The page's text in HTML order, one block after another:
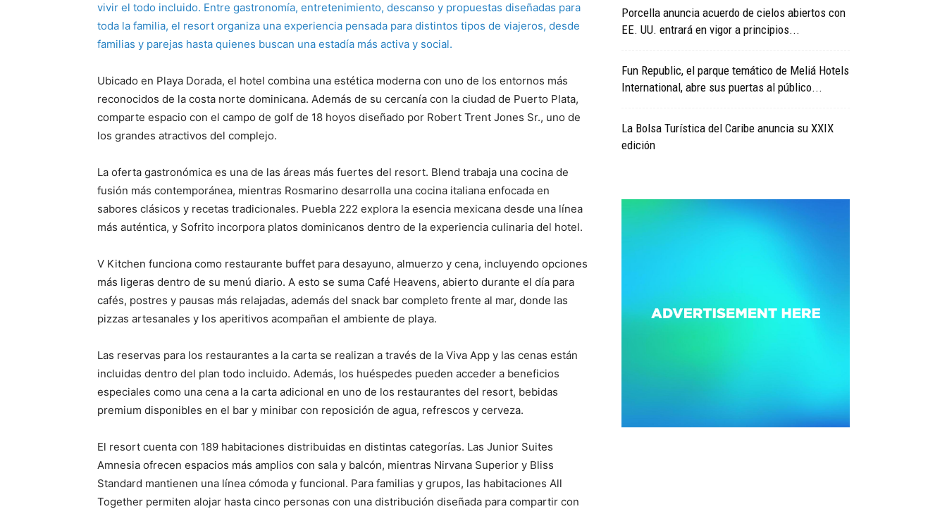
vivir el todo incluido. Entre gastronomía, entretenimiento, descanso y propuestas diseñadas para
toda la familia, el resort organiza una experiencia pensada para distintos tipos de viajeros, desde
familias y parejas hasta quienes buscan una estadía más activa y social.
Ubicado en Playa Dorada, el hotel combina una estética moderna con uno de los entornos más
reconocidos de la costa norte dominicana. Además de su cercanía con la ciudad de Puerto Plata,
comparte espacio con el campo de golf de 18 hoyos diseñado por Robert Trent Jones Sr., uno de
los grandes atractivos del complejo.
La oferta gastronómica es una de las áreas más fuertes del resort. Blend trabaja una cocina de
fusión más contemporánea, mientras Rosmarino desarrolla una cocina italiana enfocada en
sabores clásicos y recetas tradicionales. Puebla 222 explora la esencia mexicana desde una línea
más auténtica, y Sofrito incorpora platos dominicanos dentro de la experiencia culinaria del hotel.
V Kitchen funciona como restaurante buffet para desayuno, almuerzo y cena, incluyendo opciones
más ligeras dentro de su menú diario. A esto se suma Café Heavens, abierto durante el día para
cafés, postres y pausas más relajadas, además del snack bar completo frente al mar, donde las
pizzas artesanales y los aperitivos acompañan el ambiente de playa.
Las reservas para los restaurantes a la carta se realizan a través de la Viva App y las cenas están
incluidas dentro del plan todo incluido. Además, los huéspedes pueden acceder a beneficios
especiales como una cena a la carta adicional en uno de los restaurantes del resort, bebidas
premium disponibles en el bar y minibar con reposición de agua, refrescos y cerveza.
El resort cuenta con 189 habitaciones distribuidas en distintas categorías. Las Junior Suites
Amnesia ofrecen espacios más amplios con sala y balcón, mientras Nirvana Superior y Bliss
Standard mantienen una línea cómoda y funcional. Para familias y grupos, las habitaciones All
Together permiten alojar hasta cinco personas con una distribución diseñada para compartir con
Porcella anuncia acuerdo de cielos abiertos con
EE. UU. entrará en vigor a principios...
Fun Republic, el parque temático de Meliá Hotels
International, abre sus puertas al público...
La Bolsa Turística del Caribe anuncia su XXIX
edición